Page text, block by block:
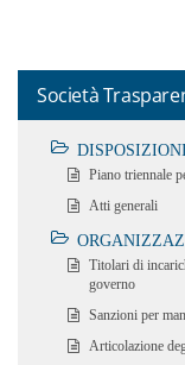
Società
Piano triennale
Atti generali
Titolari di
governo
Sanzioni per
Articolazione